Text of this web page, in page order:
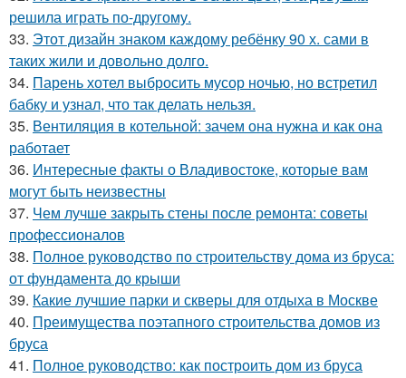
решила играть по-другому.
33. Этот дизайн знаком каждому ребёнку 90 х. сами в
таких жили и довольно долго.
34. Парень хотел выбросить мусор ночью, но встретил
бабку и узнал, что так делать нельзя.
35. Вентиляция в котельной: зачем она нужна и как она
работает
36. Интересные факты о Владивостоке, которые вам
могут быть неизвестны
37. Чем лучше закрыть стены после ремонта: советы
профессионалов
38. Полное руководство по строительству дома из бруса:
от фундамента до крыши
39. Какие лучшие парки и скверы для отдыха в Москве
40. Преимущества поэтапного строительства домов из
бруса
41. Полное руководство: как построить дом из бруса